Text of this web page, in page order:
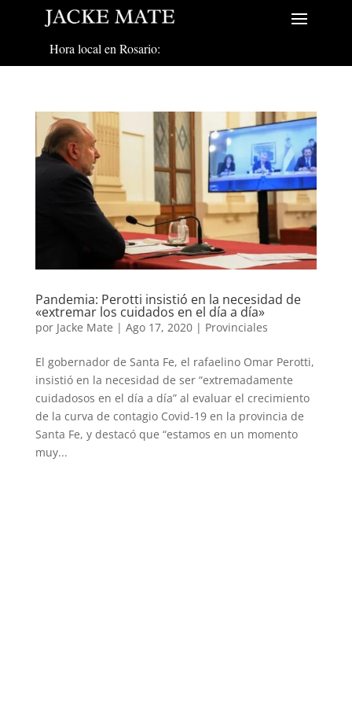
Hora local en Rosario:
Pandemia: Perotti insistió en la necesidad de
«extremar los cuidados en el día a día»
por Jacke Mate | Ago 17, 2020| Provinciales
El gobernador de Santa Fe, el rafaelino Omar Perotti,
insistió en la necesidad de ser “extremadamente
cuidadosos en el día a día” al evaluar el crecimiento
de la curva de contagio Covid-19 en la provincia de
Santa Fe, y destacó que “estamos en un momento
muy...